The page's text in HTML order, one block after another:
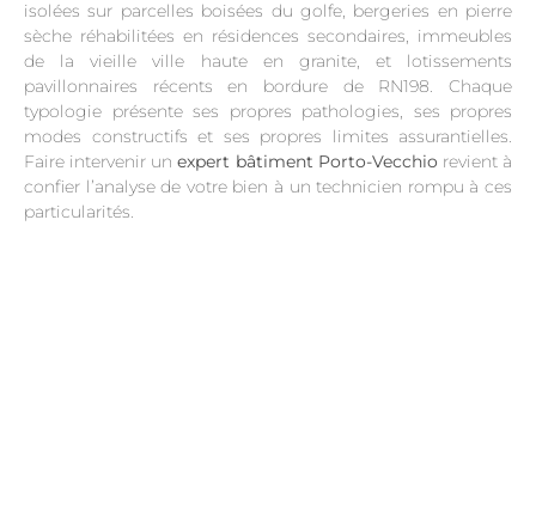
isolées sur parcelles boisées du golfe, bergeries en pierre
sèche réhabilitées en résidences secondaires, immeubles
de la vieille ville haute en granite, et lotissements
pavillonnaires récents en bordure de RN198. Chaque
typologie présente ses propres pathologies, ses propres
modes constructifs et ses propres limites assurantielles.
Faire intervenir unexpert bâtiment Porto-Vecchio revient à
confier l’analyse de votre bien à un technicien rompu à ces
particularités.